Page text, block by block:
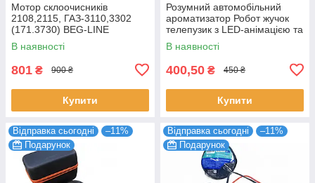
Мотор склоочисників
2108,2115, ГАЗ-3110,3302
(171.3730) BEG-LINE
В наявності
801 ₴ 900 ₴
Купити
Розумний автомобільний
ароматизатор Робот жучок
телепузик з LED-анімацією та
ефектом пари
В наявності
400,50 ₴ 450 ₴
Купити
Відправка сьогодні
–11%
Подарунок
Відправка сьогодні
–11%
Подарунок